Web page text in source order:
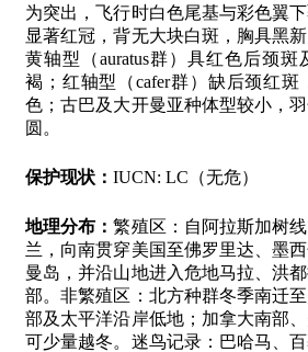
为突出，飞行时白色尾基与彩色翼
显著红冠，背无大块白斑，胸具黑
黄轴型（auratus群）具红色后颈
褐；红轴型（cafer群）缺后颈红
色；古巴及大开曼亚种体型较小，
圆。
保护现状： IUCN: LC（无危）
地理分布：繁殖区：自阿拉斯加树
兰，向南贯穿美国至佛罗里达、墨
曼岛，并沿山地进入危地马拉、洪
部。非繁殖区：北方种群冬季南迁
部及太平洋沿岸低地；加拿大南部
可少量越冬。迷鸟记录：巴哈马、